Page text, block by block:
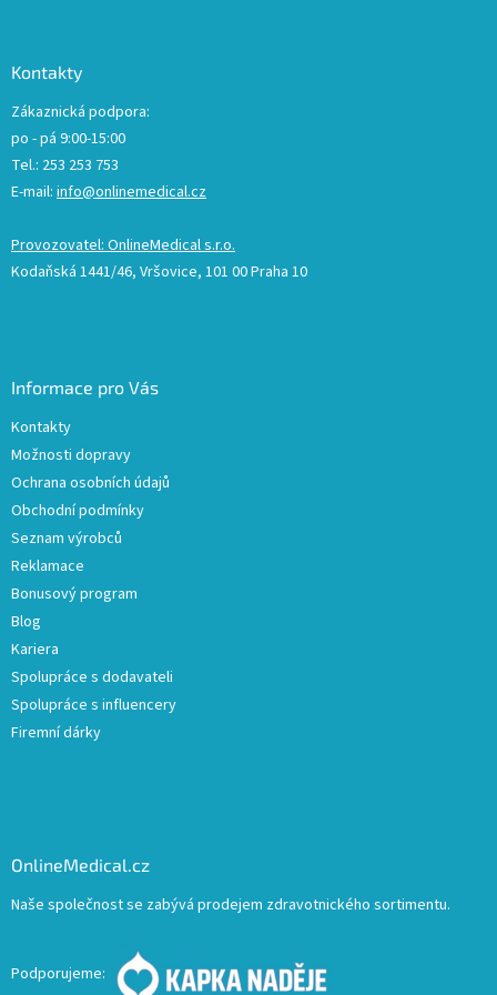
Kontakty
Zákaznická podpora:
po - pá 9:00-15:00
Tel.: 253 253 753
E-mail: info@onlinemedical.cz
Provozovatel: OnlineMedical s.r.o.
Kodaňská 1441/46, Vršovice, 101 00 Praha 10
Informace pro Vás
Kontakty
Možnosti dopravy
Ochrana osobních údajů
Obchodní podmínky
Seznam výrobců
Reklamace
Bonusový program
Blog
Kariera
Spolupráce s dodavateli
Spolupráce s influencery
Firemní dárky
OnlineMedical.cz
Naše společnost se zabývá prodejem zdravotnického sortimentu.
Podporujeme: